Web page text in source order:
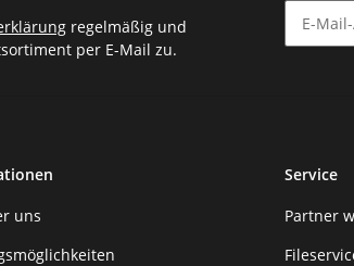
regelmäßig und
per E-Mail zu.
uns
Service
Partner